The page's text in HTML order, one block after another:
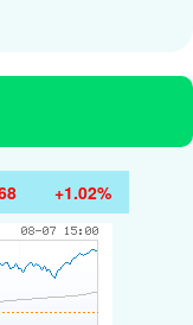
+1.02%